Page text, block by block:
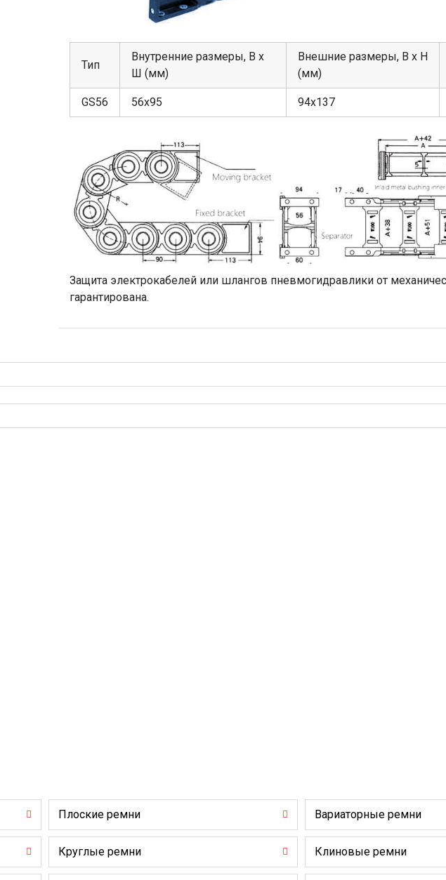
Тип
Внутренние размеры, В х
Ш (мм)
Внешние размеры, В х Н
(мм)
GS56 56х95 94х137
Защита электрокабелей или шлангов пневмогидравлики от
гарантирована.
Плоские ремни Вариаторные ремни
Круглые ремни Клиновые ремни